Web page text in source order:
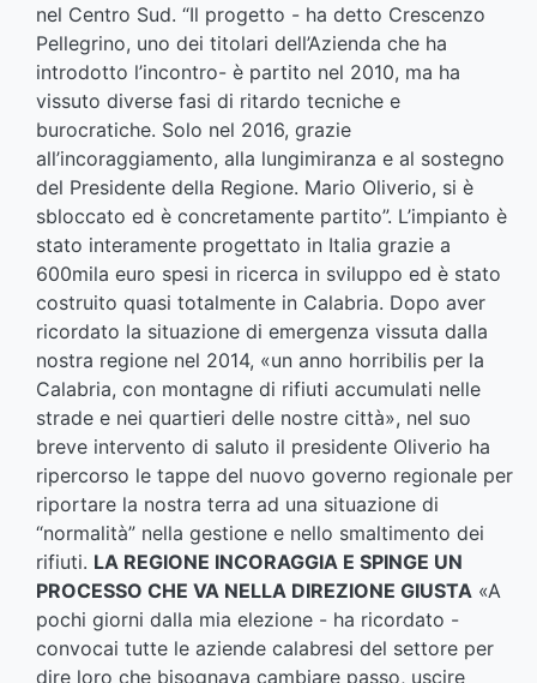
nel Centro Sud. “Il progetto - ha detto Crescenzo
Pellegrino, uno dei titolari dell’Azienda che ha
introdotto l’incontro- è partito nel 2010, ma ha
vissuto diverse fasi di ritardo tecniche e
burocratiche. Solo nel 2016, grazie
all’incoraggiamento, alla lungimiranza e al sostegno
del Presidente della Regione. Mario Oliverio, si è
sbloccato ed è concretamente partito”. L’impianto è
stato interamente progettato in Italia grazie a
600mila euro spesi in ricerca in sviluppo ed è stato
costruito quasi totalmente in Calabria. Dopo aver
ricordato la situazione di emergenza vissuta dalla
nostra regione nel 2014, «un anno horribilis per la
Calabria, con montagne di rifiuti accumulati nelle
strade e nei quartieri delle nostre città», nel suo
breve intervento di saluto il presidente Oliverio ha
ripercorso le tappe del nuovo governo regionale per
riportare la nostra terra ad una situazione di
“normalità” nella gestione e nello smaltimento dei
rifiuti. LA REGIONE INCORAGGIA E SPINGE UN
PROCESSO CHE VA NELLA DIREZIONE GIUSTA «A
pochi giorni dalla mia elezione - ha ricordato -
convocai tutte le aziende calabresi del settore per
dire loro che bisognava cambiare passo, uscire